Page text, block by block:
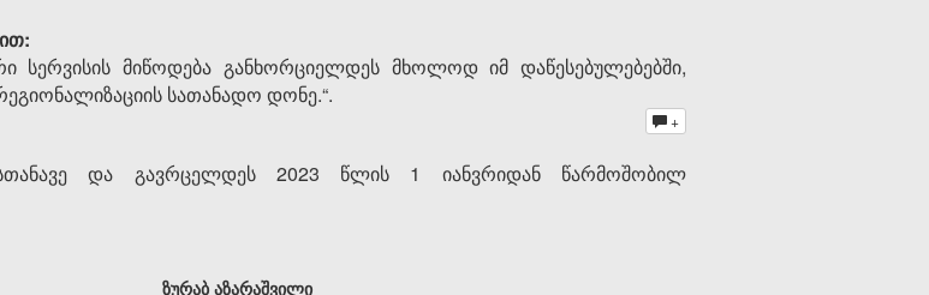
სერვისის მიწოდება განხორციელდეს მხოლოდ იმ დაწესებულებებში,
სათანადო დონე.“.
+
და გავრცელდეს 2023 წლის 1 იანვრიდან წარმოშობილ
ზურაბ აზარაშვილი